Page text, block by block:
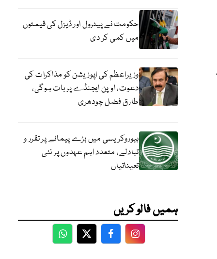
حکومت نے پیٹرول اور ڈیزل کی قیمتوں
میں کمی کر دی
وزیراعظم کی اپوزیشن کو مذاکرات کی
دعوت، اوپن ایجنڈے پر بات ہوگی،
طارق فضل چودھری
بیوروکریسی میں بڑے پیمانے پر تقرر و
تبادلے، متعدد اہم عہدوں پر نئی
تعیناتیاں
ہمیں فالو کریں
WhatsApp
TwitterFacebookFacebook